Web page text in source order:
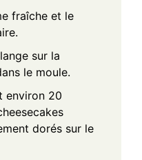
fraîche et le
sur la
le moule.
environ 20
dorés sur le